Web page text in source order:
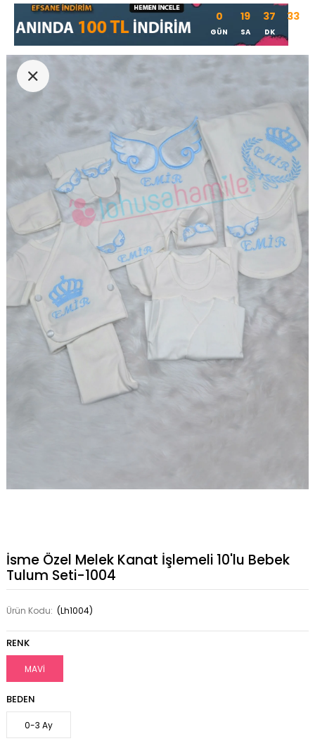
0
GÜN
19
SA
37
DK
32
İsme Özel Melek Kanat İşlemeli 10'lu Bebek
Tulum Seti-1004
Ürün Kodu: (Lh1004)
RENK
MAVİ
BEDEN
0-3 Ay